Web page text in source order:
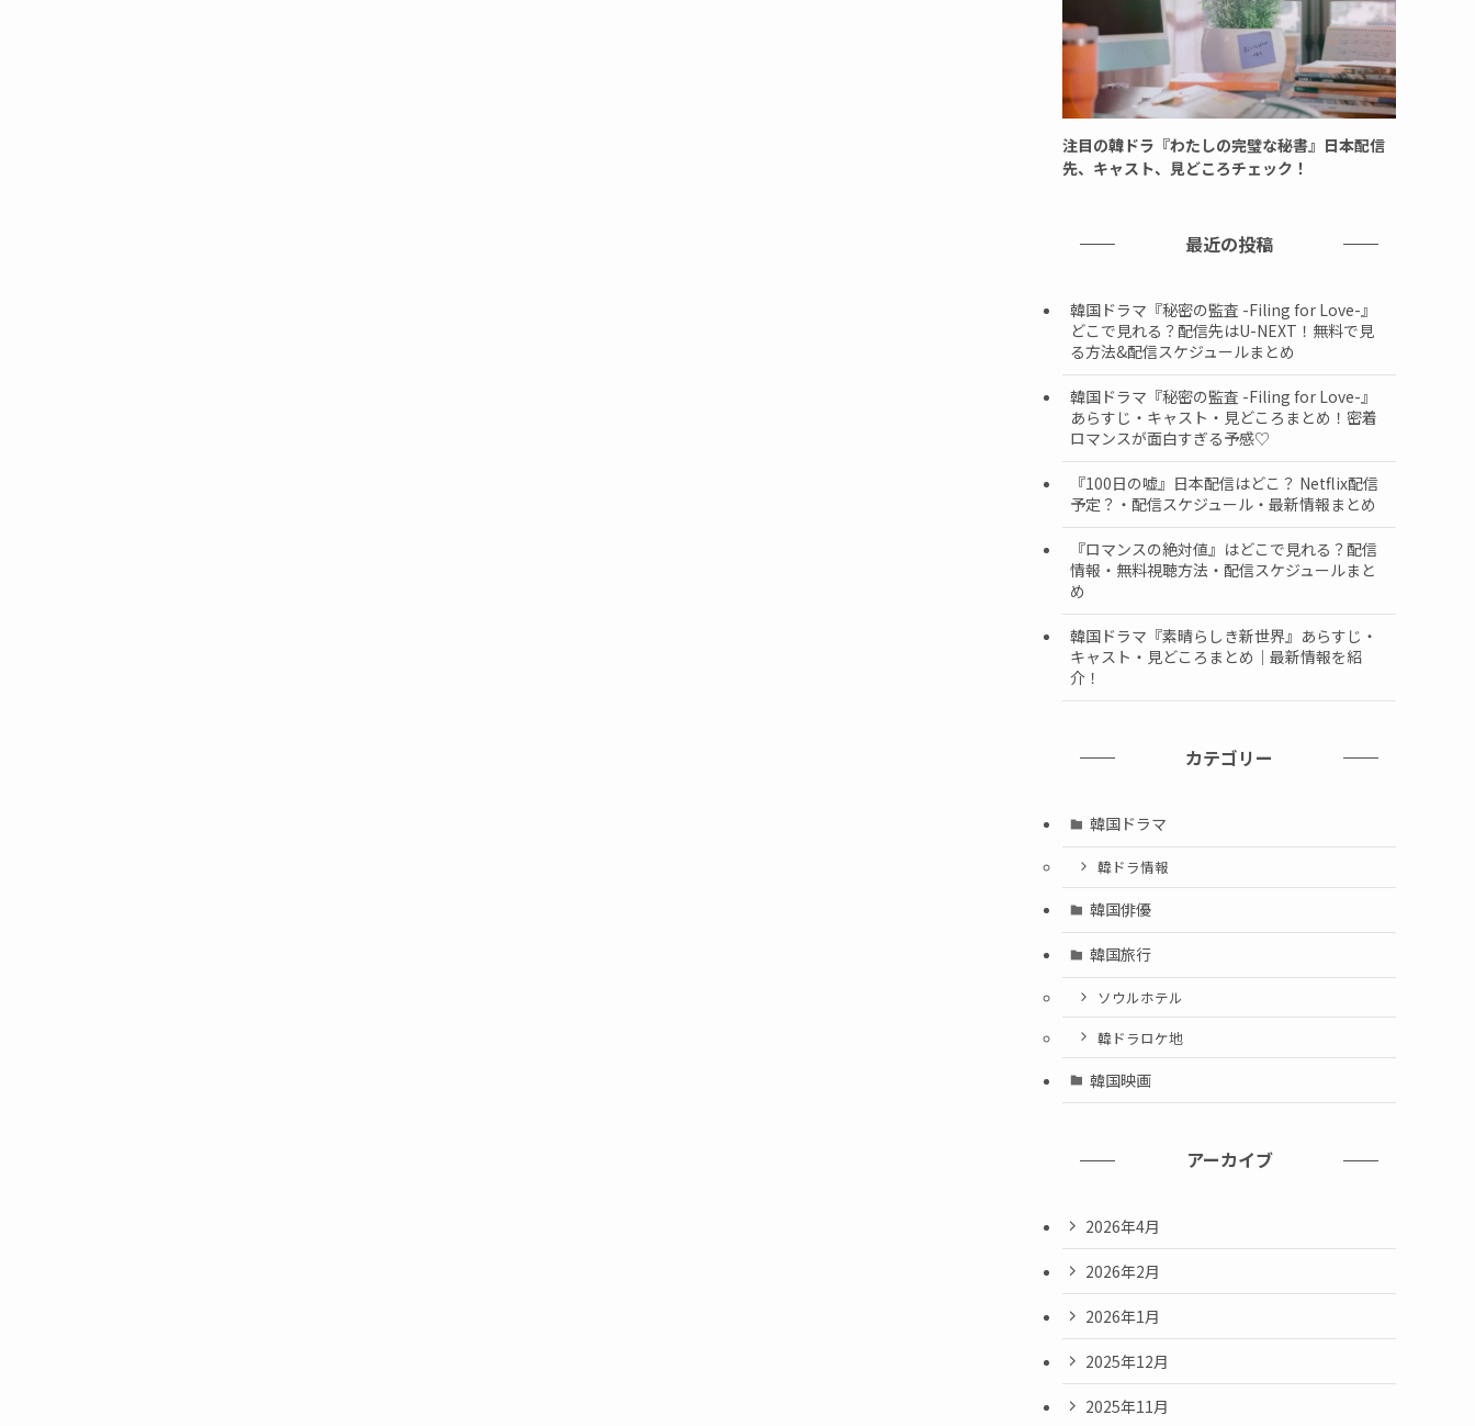
注目の韓ドラ『わたしの完璧な秘書』日本配信
先、キャスト、見どころチェック！
最近の投稿
韓国ドラマ『秘密の監査 -Filing for Love-』
どこで見れる？配信先はU-NEXT！無料で見
る方法&配信スケジュールまとめ
韓国ドラマ『秘密の監査 -Filing for Love-』
あらすじ・キャスト・見どころまとめ！密着
ロマンスが面白すぎる予感♡
『100日の嘘』日本配信はどこ？ Netflix配信
予定？・配信スケジュール・最新情報まとめ
『ロマンスの絶対値』はどこで見れる？配信
情報・無料視聴方法・配信スケジュールまと
め
韓国ドラマ『素晴らしき新世界』あらすじ・
キャスト・見どころまとめ｜最新情報を紹
介！
カテゴリー
韓国ドラマ
韓ドラ情報
韓国俳優
韓国旅行
ソウルホテル
韓ドラロケ地
韓国映画
アーカイブ
2026年4月
2026年2月
2026年1月
2025年12月
2025年11月